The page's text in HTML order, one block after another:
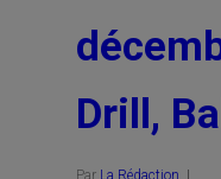
Drill,
Par La Rédaction